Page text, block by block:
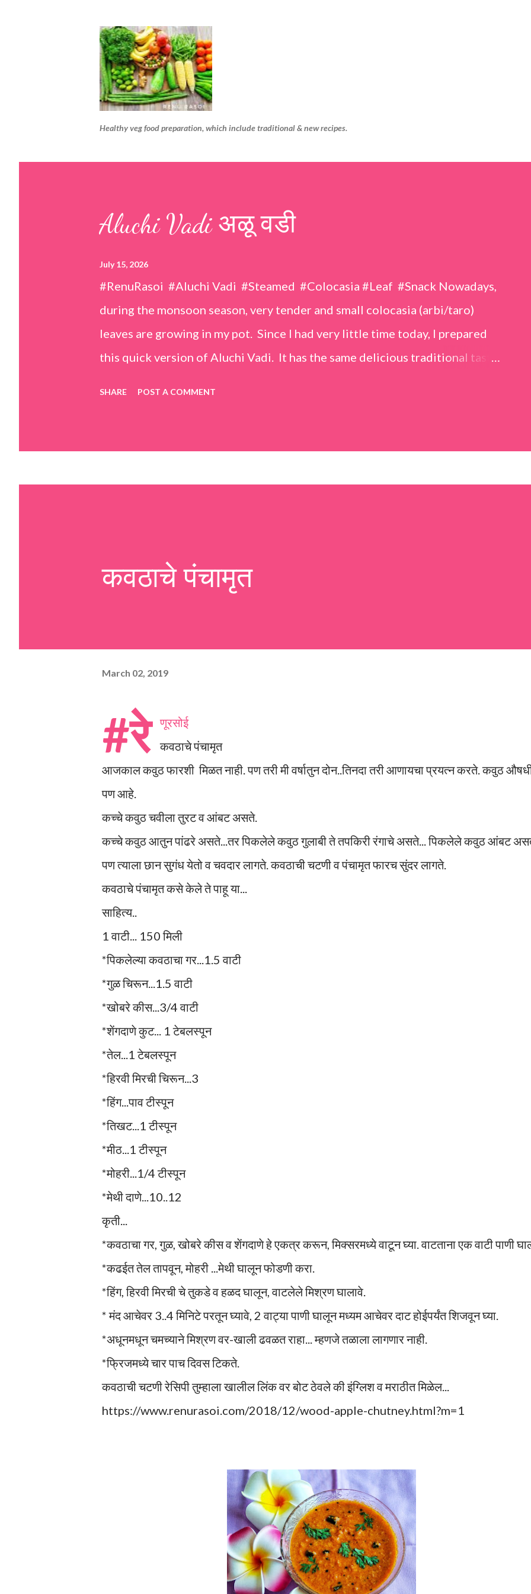
Healthy veg food preparation, which include traditional & new recipes.
Aluchi Vadi अळू वडी
July 15, 2026
#RenuRasoi #Aluchi Vadi #Steamed #Colocasia #Leaf #Snack Nowadays,
during the monsoon season, very tender and small colocasia (arbi/taro)
leaves are growing in my pot. Since I had very little time today, I prepared
this quick version of Aluchi Vadi. It has the same delicious traditional taste
teaspoons *Salt – 1½ teaspoons *Sugar – 1 teaspoon *Coriander powder – 3
leaves, gram flour, rice flour, red chilli powder, salt, sugar, coriander powder,
SHARE POST A COMMENT
कवठाचे पंचामृत
March 02, 2019
#रे
णूरसोई
कवठाचे पंचामृत
आजकाल कवुठ फारशी मिळत नाही. पण तरी मी वर्षातुन दोन..तिनदा तरी आणायचा प्रयत्न करते. कवुठ
पण आहे.
कच्चे कवुठ चवीला तुरट व आंबट असते.
कच्चे कवुठ आतुन पांढरे असते...तर पिकलेले कवुठ गुलाबी ते तपकिरी रंगाचे असते... पिकलेले कवुठ आंबट
पण त्याला छान सुगंध येतो व चवदार लागते. कवठाची चटणी व पंचामृत फारच सुंदर लागते.
कवठाचे पंचामृत कसे केले ते पाहू या...
साहित्य..
1 वाटी... 150 मिली
*पिकलेल्या कवठाचा गर...1.5 वाटी
*गुळ चिरून...1.5 वाटी
*खोबरे कीस...3/4 वाटी
*शेंगदाणे कुट... 1 टेबलस्पून
*तेल...1 टेबलस्पून
*हिरवी मिरची चिरून...3
*हिंग...पाव टीस्पून
*तिखट...1 टीस्पून
*मीठ...1 टीस्पून
*मोहरी...1/4 टीस्पून
*मेथी दाणे...10..12
कृती...
*कवठाचा गर, गुळ, खोबरे कीस व शेंगदाणे हे एकत्र करून, मिक्सरमध्ये वाटून घ्या. वाटताना एक वाटी पाणी
*कढईत तेल तापवून, मोहरी ...मेथी घालून फोडणी करा.
*हिंग, हिरवी मिरची चे तुकडे व हळद घालून, वाटलेले मिश्रण घालावे.
* मंद आचेवर 3..4 मिनिटे परतून घ्यावे, 2 वाट्या पाणी घालून मध्यम आचेवर दाट होईपर्यंत शिजवून घ्या.
*अधूनमधून चमच्याने मिश्रण वर-खाली ढवळत राहा... म्हणजे तळाला लागणार नाही.
*फ्रिजमध्ये चार पाच दिवस टिकते.
कवठाची चटणी रेसिपी तुम्हाला खालील लिंक वर बोट ठेवले की इंग्लिश व मराठीत मिळेल...
https://www.renurasoi.com/2018/12/wood-apple-chutney.html?m=1